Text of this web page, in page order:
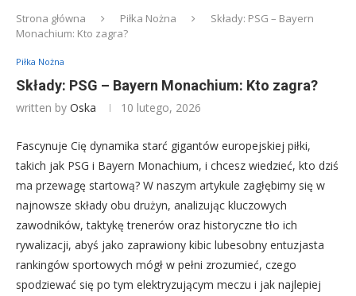
Strona główna Piłka Nożna
Składy: PSG – Bayern
Monachium: Kto zagra?
Piłka Nożna
Składy: PSG – Bayern Monachium: Kto zagra?
written by Oska 10 lutego, 2026
Fascynuje Cię dynamika starć gigantów europejskiej piłki,
takich jak PSG i Bayern Monachium, i chcesz wiedzieć, kto dziś
ma przewagę startową? W naszym artykule zagłębimy się w
najnowsze składy obu drużyn, analizując kluczowych
zawodników, taktykę trenerów oraz historyczne tło ich
rywalizacji, abyś jako zaprawiony kibic lubesobny entuzjasta
rankingów sportowych mógł w pełni zrozumieć, czego
spodziewać się po tym elektryzującym meczu i jak najlepiej